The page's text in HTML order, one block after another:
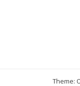
Theme: